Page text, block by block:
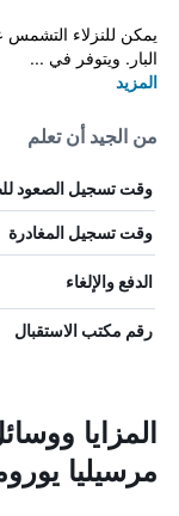
يمكن للنزلاء
البار. ويتوفر في ...
المزيد
من الجيد أن تعلم
وقت تسجيل الصعود
وقت تسجيل المغادرة
الدفع والإلغاء
رقم مكتب الاستقبال
المزايا
مرسيليا